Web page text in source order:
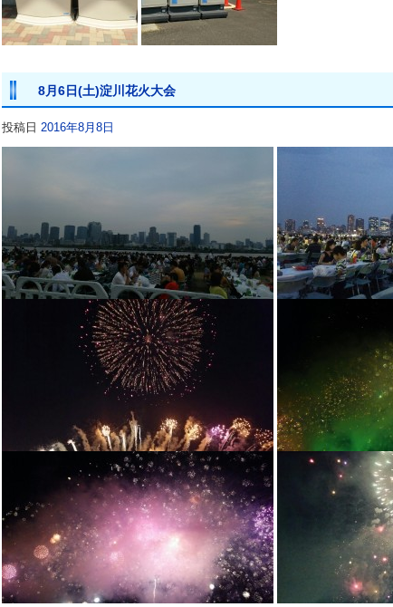
8月6日(土)淀川花火大会
投稿日 2016年8月8日